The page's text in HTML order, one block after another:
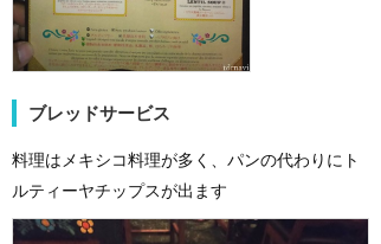
ブレッドサービス
料理はメキシコ料理が多く、パンの代わりにト
ルティーヤチップスが出ます